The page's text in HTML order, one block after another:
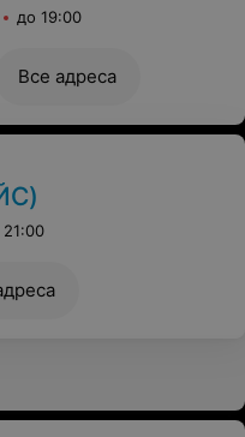
до 19:00
Все адреса